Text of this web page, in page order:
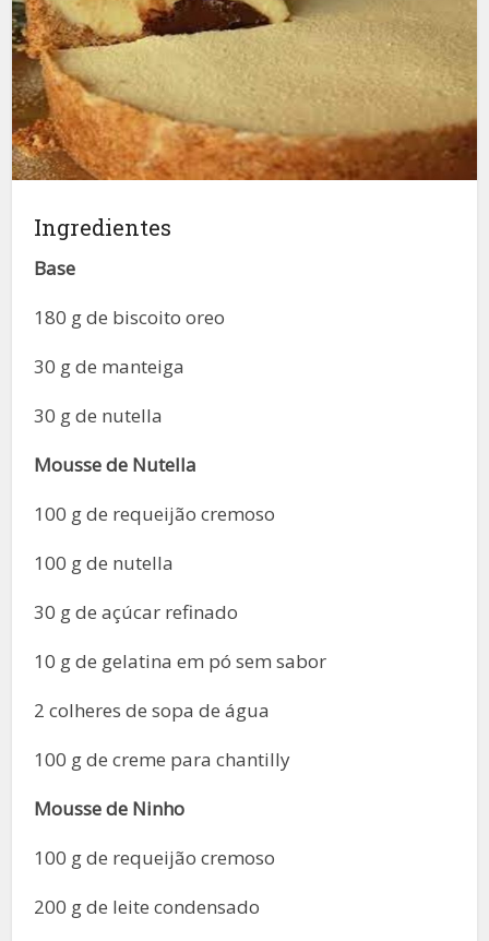
Ingredientes
Base
180 g de biscoito oreo
30 g de manteiga
30 g de nutella
Mousse de Nutella
100 g de requeijão cremoso
100 g de nutella
30 g de açúcar refinado
10 g de gelatina em pó sem sabor
2 colheres de sopa de água
100 g de creme para chantilly
Mousse de Ninho
100 g de requeijão cremoso
200 g de leite condensado